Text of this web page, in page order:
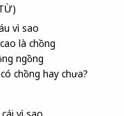
vì sao
là chồng
ngồng
chồng hay chưa?